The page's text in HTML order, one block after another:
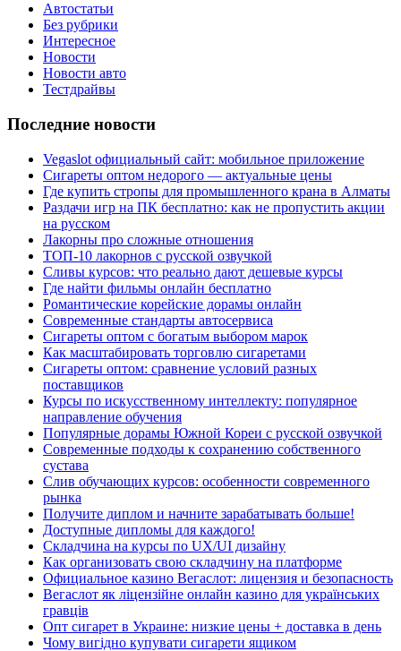
Автостатьи
Без рубрики
Интересное
Новости
Новости авто
Тестдрайвы
Последние новости
Vegaslot официальный сайт: мобильное приложение
Сигареты оптом недорого — актуальные цены
Где купить стропы для промышленного крана в Алматы
Раздачи игр на ПК бесплатно: как не пропустить акции
на русском
Лакорны про сложные отношения
ТОП-10 лакорнов с русской озвучкой
Сливы курсов: что реально дают дешевые курсы
Где найти фильмы онлайн бесплатно
Романтические корейские дорамы онлайн
Современные стандарты автосервиса
Сигареты оптом с богатым выбором марок
Как масштабировать торговлю сигаретами
Сигареты оптом: сравнение условий разных
поставщиков
Курсы по искусственному интеллекту: популярное
направление обучения
Популярные дорамы Южной Кореи с русской озвучкой
Современные подходы к сохранению собственного
сустава
Слив обучающих курсов: особенности современного
рынка
Получите диплом и начните зарабатывать больше!
Доступные дипломы для каждого!
Складчина на курсы по UX/UI дизайну
Как организовать свою складчину на платформе
Официальное казино Вегаслот: лицензия и безопасность
Вегаслот як ліцензійне онлайн казино для українських
гравців
Опт сигарет в Украине: низкие цены + доставка в день
Чому вигідно купувати сигарети ящиком